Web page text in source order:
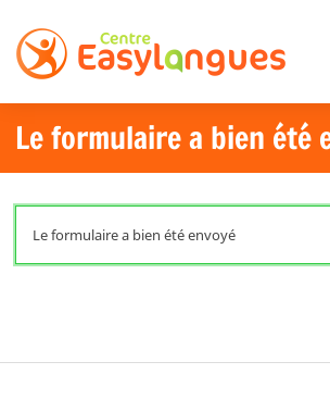
Le formulaire a bien été
Le formulaire a bien été envoyé